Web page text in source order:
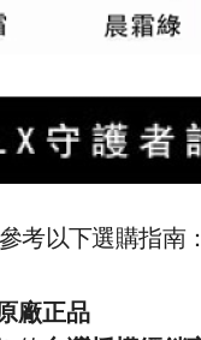
考以下選購指南：
廠正品